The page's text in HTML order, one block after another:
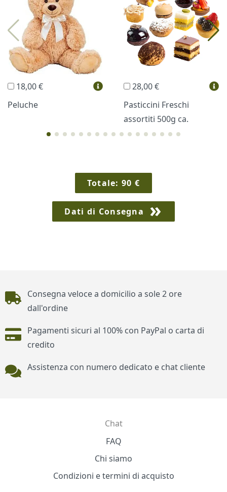
Profumi Collane Lussoni®
Trudi® THUN®
Regali Personalizzati
18,00 €
Peluche
28,00 €
Pasticcini Freschi
assortiti 500g ca.
Totale:90 €
Dati di Consegna
Piè di pagina
Consegna veloce a domicilio a sole 2 ore
dall'ordine
Pagamenti sicuri al 100% con PayPal o carta di
credito
Assistenza con numero dedicato e chat cliente
Chat
FAQ
Chi siamo
Condizioni e termini di acquisto